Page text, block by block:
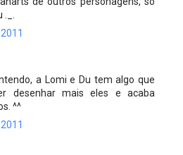
a Lomi e Du tem algo que
desenhar mais eles e acaba
^^